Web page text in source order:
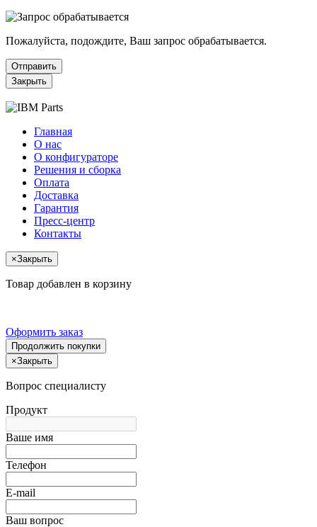
Пожалуйста, подождите, Ваш запрос обрабатывается.
Отправить
Закрыть
Главная
О нас
О конфигураторе
Решения и сборка
Оплата
Доставка
Гарантия
Пресс-центр
Контакты
×Закрыть
Товар добавлен в корзину
Оформить заказ
Продолжить покупки
×Закрыть
Вопрос специалисту
Продукт
Ваше имя
Телефон
E-mail
Ваш вопрос